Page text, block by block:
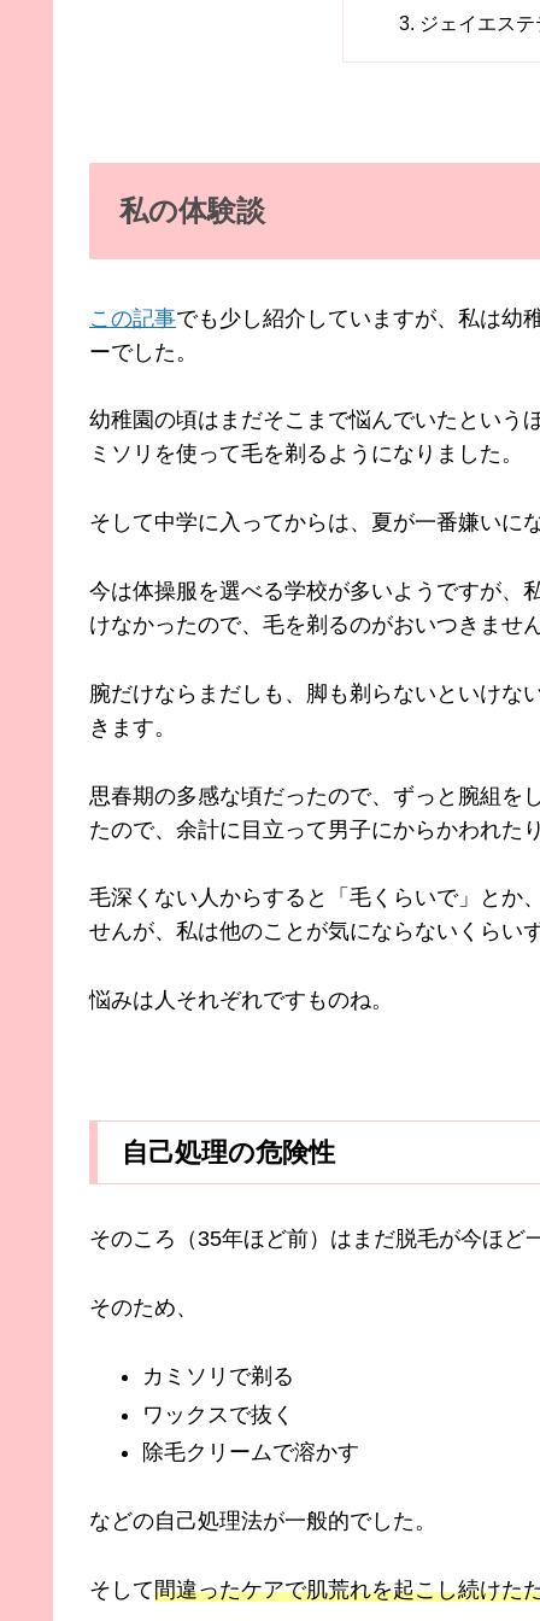
ジェイエス
私の体験談
この記事でも少し紹介していますが、私は幼
ーでした。
幼稚園の頃はまだそこまで悩んでいたという
ミソリを使って毛を剃るようになりました。
そして中学に入ってからは、夏が一番嫌いに
今は体操服を選べる学校が多いようですが、
けなかったので、毛を剃るのがおいつきませ
腕だけならまだしも、脚も剃らないといけな
きます。
思春期の多感な頃だったので、ずっと腕組を
たので、余計に目立って男子にからかわれた
毛深くない人からすると「毛くらいで」とか
せんが、私は他のことが気にならないくらい
悩みは人それぞれですものね。
自己処理の危険性
そのころ（35年ほど前）はまだ脱毛が今ほ
そのため、
カミソリで剃る
ワックスで抜く
除毛クリームで溶かす
などの自己処理法が一般的でした。
そして間違ったケアで肌荒れを起こし続けた